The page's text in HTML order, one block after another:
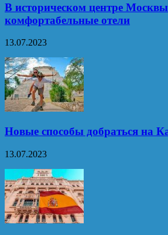
В историческом центре
комфортабельные отели
13.07.2023
Новые способы добраться на
13.07.2023